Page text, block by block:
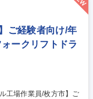
ングや教育プログラム
営業活動の全体統括、
拠点にわたる部門全体
す。 ※トラック運転実
ご経験者向け/年
ークリフトドラ